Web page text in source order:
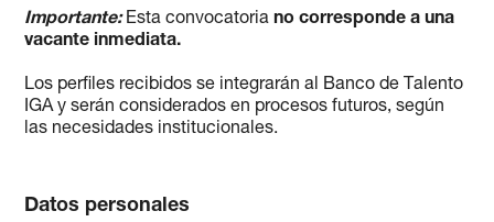
Importante:Esta convocatoriano corresponde a una
vacante inmediata.
Los perfiles recibidos se integrarán al Banco de Talento
IGA y serán considerados en procesos futuros, según
las necesidades institucionales.
Datos personales